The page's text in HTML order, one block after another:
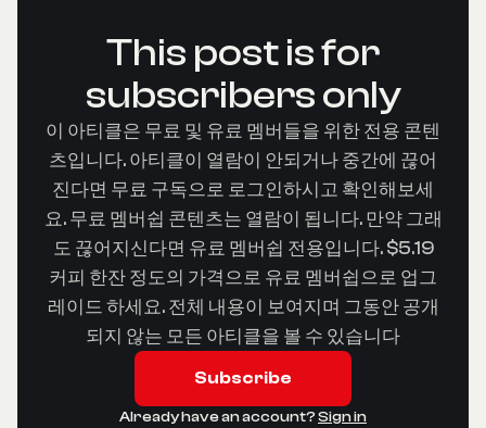
This post is for
subscribers only
이 아티클은 무료 및 유료 멤버들을 위한 전용 콘텐
츠입니다. 아티클이 열람이 안되거나 중간에 끊어
진다면 무료 구독으로 로그인하시고 확인해보세
요. 무료 멤버쉽 콘텐츠는 열람이 됩니다. 만약 그래
도 끊어지신다면 유료 멤버쉽 전용입니다. $5.19
커피 한잔 정도의 가격으로 유료 멤버쉽으로 업그
레이드 하세요. 전체 내용이 보여지며 그동안 공개
되지 않는 모든 아티클을 볼 수 있습니다
Subscribe
Already have an account?Sign in